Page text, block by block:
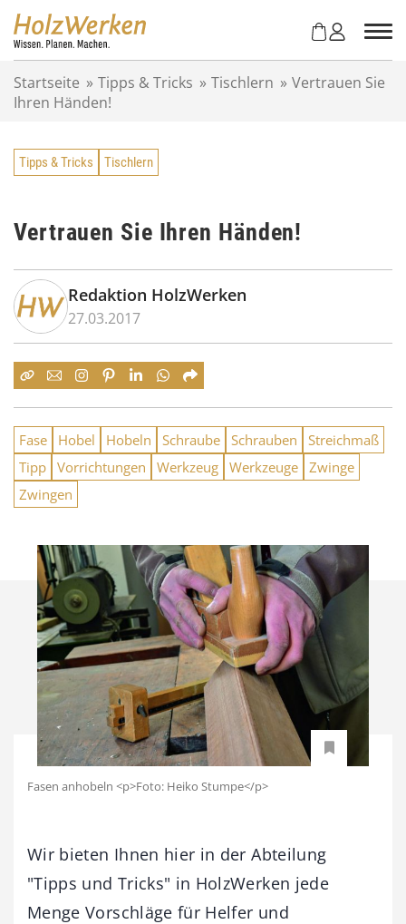
Startseite » Tipps & Tricks » Tischlern » Vertrauen Sie
Ihren Händen!
Tipps & Tricks Tischlern
Vertrauen Sie Ihren Händen!
Redaktion HolzWerken
27.03.2017
Fase Hobel Hobeln Schraube Schrauben
Streichmaß
Tipp Vorrichtungen Werkzeug Werkzeuge Zwinge
Zwingen
Fasen anhobeln <p>Foto: Heiko Stumpe</p>
Wir bieten Ihnen hier in der Abteilung
"Tipps und Tricks" in HolzWerken jede
Menge Vorschläge für Helfer und